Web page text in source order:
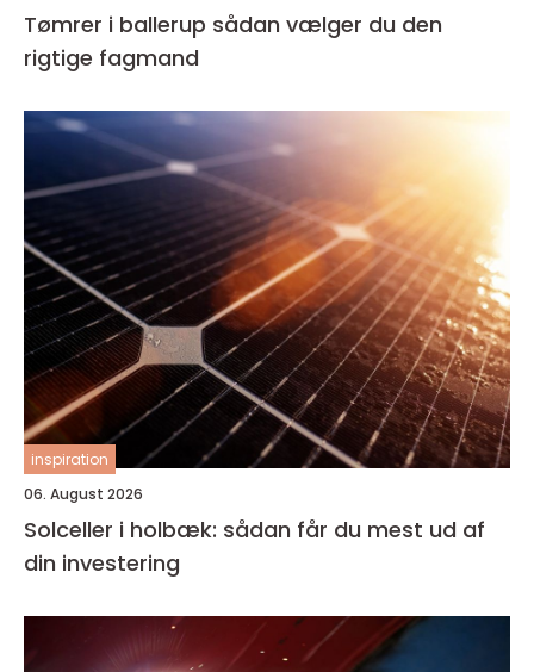
Tømrer i ballerup sådan vælger du den
rigtige fagmand
inspiration
06. August 2026
Solceller i holbæk: sådan får du mest ud af
din investering